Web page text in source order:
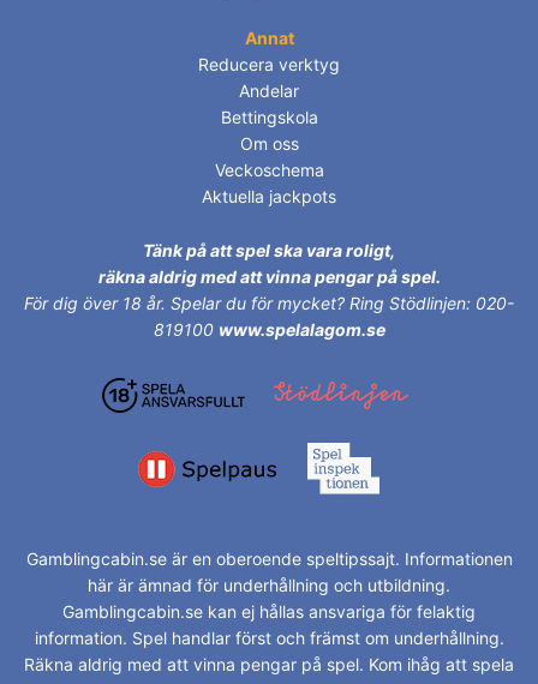
Annat
Reducera verktyg
Andelar
Bettingskola
Om oss
Veckoschema
Aktuella jackpots
Tänk på att spel ska vara roligt,
räkna aldrig med att vinna pengar på spel.
För dig över 18 år. Spelar du för mycket? Ring Stödlinjen: 020-
819100 www.spelalagom.se
Gamblingcabin.se är en oberoende speltipssajt. Informationen
här är ämnad för underhållning och utbildning.
Gamblingcabin.se kan ej hållas ansvariga för felaktig
information. Spel handlar först och främst om underhållning.
Räkna aldrig med att vinna pengar på spel. Kom ihåg att spela